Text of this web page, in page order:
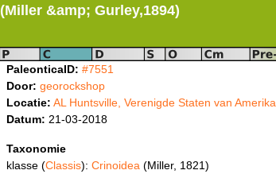
(Miller &amp; Gurley,1894)
PaleonticaID: #7551
Door: georockshop
Locatie: AL Huntsville, Verenigde Staten van Amerika
Datum: 21-03-2018
Taxonomie
klasse (Classis): Crinoidea (Miller, 1821)